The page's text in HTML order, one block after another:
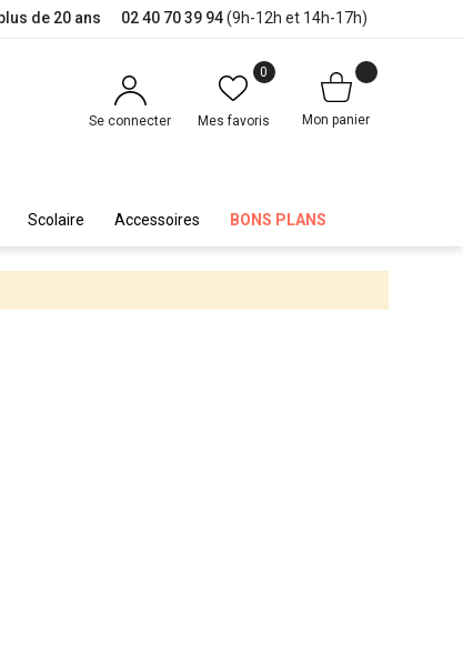
de 20 ans 02 40 70 39 94(9h-12h et 14h-17h)
Se connecter
0
Mes favoris Mon panier
Scolaire Accessoires BONS PLANS